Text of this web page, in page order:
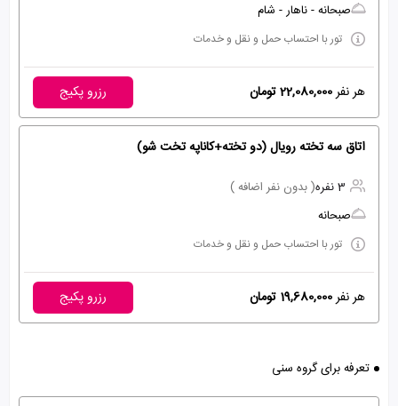
صبحانه - ناهار - شام
تور با احتساب حمل و نقل و خدمات
هر نفر22,080,000 تومان رزرو پکیج
اتاق سه تخته رویال (دو تخته+کاناپه تخت شو)
3 نفره
( بدون نفر اضافه )
صبحانه
تور با احتساب حمل و نقل و خدمات
هر نفر19,680,000 تومان رزرو پکیج
تعرفه برای گروه سنی